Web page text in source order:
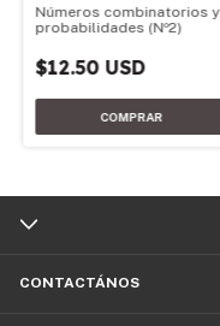
Números combinatorios y
probabilidades (Nº2)
$12.50 USD
CONTACTÁNOS